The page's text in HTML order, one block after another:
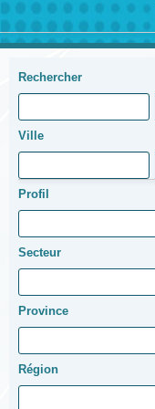
Rechercher
Ville
Profil
Secteur
Province
Région